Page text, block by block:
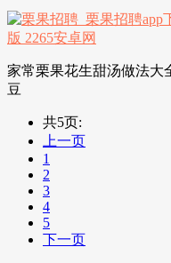
家常栗果花生甜汤做法大
豆
共5页:
上一页
1
2
3
4
5
下一页